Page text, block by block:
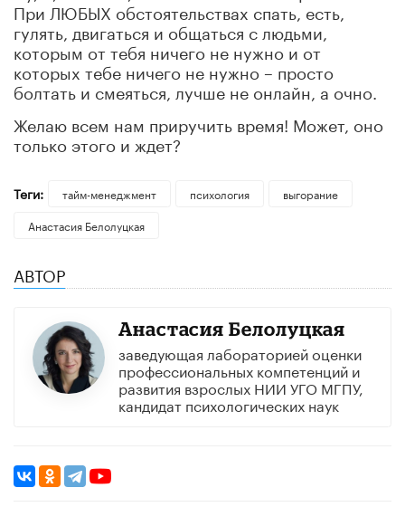
При ЛЮБЫХ обстоятельствах спать, есть,
гулять, двигаться и общаться с людьми,
которым от тебя ничего не нужно и от
которых тебе ничего не нужно – просто
болтать и смеяться, лучше не онлайн, а очно.
Желаю всем нам приручить время! Может, оно
только этого и ждет?
Теги: тайм-менеджмент психология
выгорание
Анастасия Белолуцкая
АВТОР
Анастасия Белолуцкая
заведующая лабораторией оценки
профессиональных компетенций и
развития взрослых НИИ УГО МГПУ,
кандидат психологических наук